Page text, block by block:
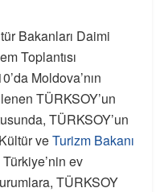
Bakanları Daimi
Toplantısı
Moldova’nın
TÜRKSOY’un
TÜRKSOY’un
veTurizm Bakanı
ev
TÜRKSOY